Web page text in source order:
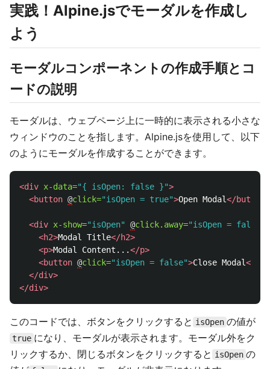
実践！Alpine.jsでモーダルを作成し
よう
モーダルコンポーネントの作成手順とコ
ードの説明
モーダルは、ウェブページ上に一時的に表示される小さな
ウィンドウのことを指します。Alpine.jsを使用して、以下
のようにモーダルを作成することができます。
<div x-data="{ isOpen: false }">
<button @click="isOpen = true">Open Modal</button>
<div x-show="isOpen" @click.away="isOpen = false"
<h2>Modal Title</h2>
<p>Modal Content...</p>
<button @click="isOpen = false">Close Modal</
</div>
</div>
このコードでは、ボタンをクリックすると isOpen の値が
true になり、モーダルが表示されます。モーダル外をク
リックするか、閉じるボタンをクリックすると isOpen の